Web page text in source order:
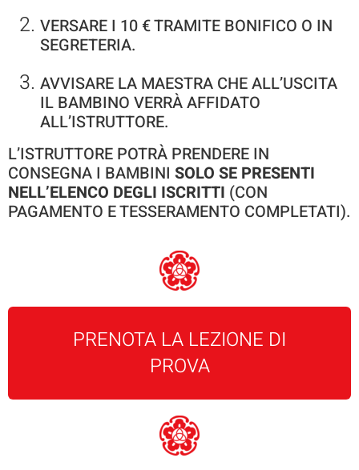
VERSARE I 10 € TRAMITE BONIFICO O IN
SEGRETERIA.
AVVISARE LA MAESTRA CHE ALL’USCITA
IL BAMBINO VERRÀ AFFIDATO
ALL’ISTRUTTORE.
L’ISTRUTTORE POTRÀ PRENDERE IN
CONSEGNA I BAMBINI SOLO SE PRESENTI
NELL’ELENCO DEGLI ISCRITTI (CON
PAGAMENTO E TESSERAMENTO COMPLETATI).
PRENOTA LA LEZIONE DI
PROVA